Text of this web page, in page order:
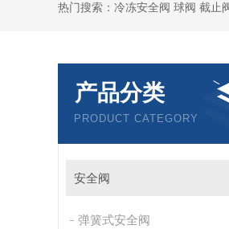
热门搜索：冷冻安全阀 球阀 截止
产品分类
PRODUCT CATEGORY
安全阀
弹簧式安全阀